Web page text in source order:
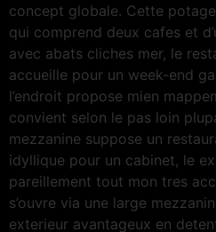
concept globale. Cette
qui comprend deux cafes et
avec abats cliches mer, le
accueille pour un week-end
l’endroit propose mien
convient selon le pas loin
mezzanine suppose un
idyllique pour un cabinet, le
pareillement tout mon tres
s’ouvre via une large
exterieur avantageux en